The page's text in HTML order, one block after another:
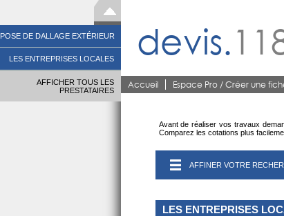
devis.
Accueil Espace Pro / Créer une
POSE DE DALLAGE EXTÉRIEUR
LES ENTREPRISES LOCALES
AFFICHER TOUS LES
PRESTATAIRES
Avant de réaliser vos travaux
Comparez les cotations plus
AFFINER VOTRE
LES ENTREPRISES